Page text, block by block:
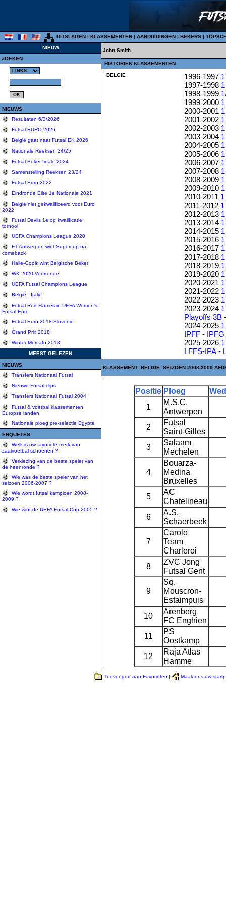
UITSLAGEN | KLASSEMENTEN | AANDUIDINGEN | BEKERS |
NIEUW
ZOEKEN
NIEUWS
Resultaten 6/3/2026
Futsal EURO 2026
België gaat naar Futsal EK 2026
Nationale Reeksen 24/25
Futsal Beker finale 2024
Samenstelling Reeksen 23/24
Futsal Euro 2022
Eindronde Elite 1e Nationale 2021
België niet gekwalificeerd voor Euro
2022
Futsal Devils 1e op kwalificatie
tornooi
UEFA Champions League 2020
FT Antwerpen wint Supercup na
comeback
Halle-Gooik wint Belgische Beker
WK 2020 Voorronde
UEFA Futsal Champions League
België - Italië
Futsal Red Flames in UEFA Women's
Futsal Euro
Futsal Euro 2018 Slovenië
Grand Prix 2018
Winter Mercato 2018
MEEST GELEZEN
NIEUWS
Transfers Nationaal Futsal
Nieuwe Futsal clips
Transfers Nationaal Futsal 2004
Futsal & voetbal klassementen
Europse landen
Nationale ploeg pre-selectie Egypte
ENQUETES
Welk is uw favoriete merk van
zaalvoetbal schoenen ?
Verkiezing van de beste speler van
de heenronde ?
Wie was de beste speler van het
seizoen 2006-2007 ?
Wie wordt futsal kampioen 2008-
2009 ?
Wie wint de UEFA Futsal Cup 2005 ?
John Smith
HISTORIEK KLASSEMENTEN
BELGIE 1996-1997 1
1997-1998 1
1998-1999
1999-2000 1
2000-2001 1
2001-2002 1
2002-2003 1
2003-2004 1
2004-2005 1
2005-2006 1
2006-2007 1
2007-2008 1
2008-2009 1
2009-2010 1
2010-2011 1
2011-2012 1
2012-2013 1
2013-2014 1
2014-2015 1
2015-2016 1
2016-2017 1
2017-2018 1
2018-2019 1
2019-2020 1
2020-2021 1
2021-2022 1
2022-2023 1
2023-2024 1
Playoffs 3B
2024-2025 1
IPFF - IPFG
2025-2026 1
LFFS-IPA -
KLASSEMENT BELGIE SEIZOEN 2008-2009
Positie Ploeg
1
M.S.C.
Antwerpen
2
Futsal
Saint-Gilles
3
Salaam
Mechelen
4
Bouarza-
Medina
Bruxelles
5
AC
Chatelineau
6
A.S.
Schaerbeek
7
Carolo
Team
Charleroi
8
ZVC Jong
Futsal Gent
9
Sq.
Mouscron-
Estaimpuis
10
Arenberg
FC Enghien
11
PS
Oostkamp
12
Raja Atlas
Hamme
Toevoegen aan Favorieten | Maak ons uw